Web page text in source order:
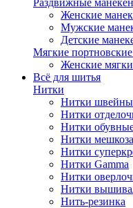
Раздвижные
Женские
Мужские
Детские
Мягкие
Женские
Всё для шитья
Нитки
Нитки
Нитки
Нитки
Нитки
Нитки
Нитки Gamma
Нитки
Нитки
Нить-резинка